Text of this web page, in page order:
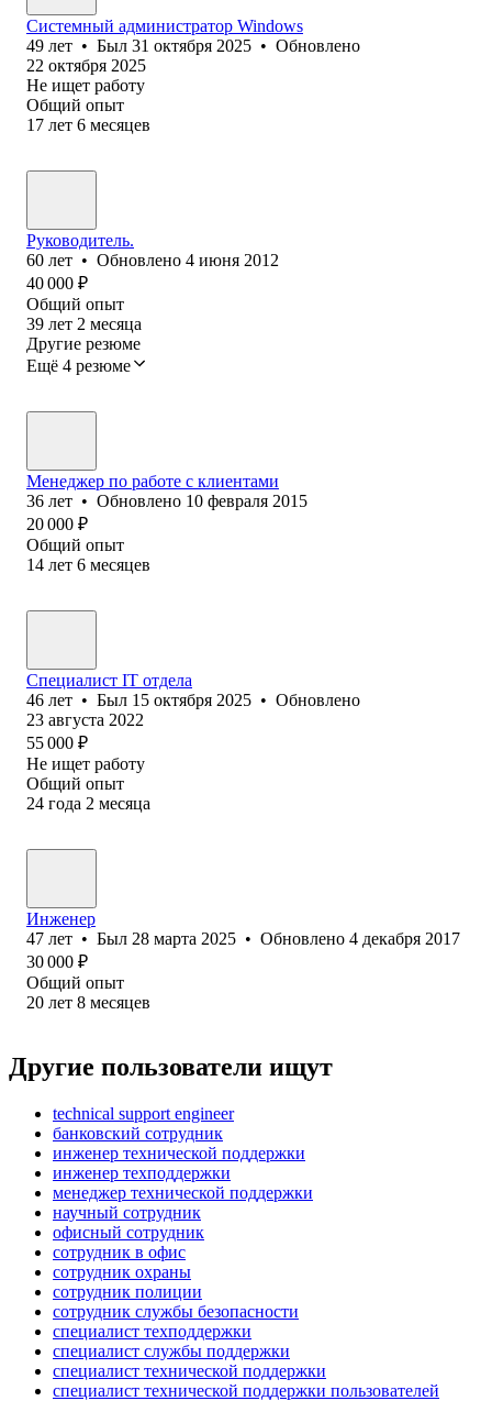
Системный администратор Windows
49 лет • Был 31 октября 2025 • Обновлено
22 октября 2025
Не ищет работу
Общий опыт
17 лет 6 месяцев
Руководитель.
60 лет • Обновлено 4 июня 2012
40 000 ₽
Общий опыт
39 лет 2 месяца
Другие резюме
Ещё 4 резюме
Менеджер по работе с клиентами
36 лет • Обновлено 10 февраля 2015
20 000 ₽
Общий опыт
14 лет 6 месяцев
Cпециалист IT отдела
46 лет • Был 15 октября 2025 • Обновлено
23 августа 2022
55 000 ₽
Не ищет работу
Общий опыт
24 года 2 месяца
Инженер
47 лет • Был 28 марта 2025 • Обновлено 4 декабря 2017
30 000 ₽
Общий опыт
20 лет 8 месяцев
Другие пользователи ищут
technical support engineer
банковский сотрудник
инженер технической поддержки
инженер техподдержки
менеджер технической поддержки
научный сотрудник
офисный сотрудник
сотрудник в офис
сотрудник охраны
сотрудник полиции
сотрудник службы безопасности
специалист техподдержки
специалист службы поддержки
специалист технической поддержки
специалист технической поддержки пользователей